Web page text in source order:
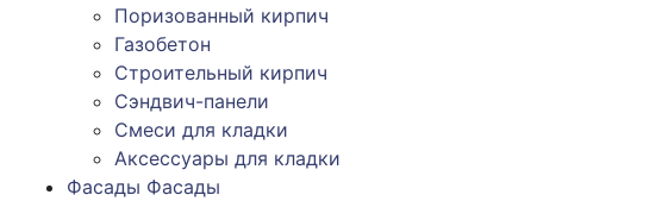
Поризованный кирпич
Газобетон
Строительный кирпич
Сэндвич-панели
Смеси для кладки
Аксессуары для кладки
Фасады Фасады